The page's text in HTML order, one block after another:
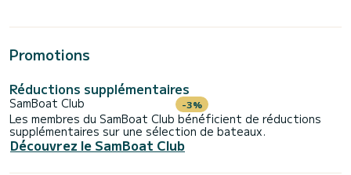
Promotions
Réductions supplémentaires
SamBoat Club -3%
Les membres du SamBoat Club bénéficient de réductions
supplémentaires sur une sélection de bateaux.
Découvrez le SamBoat Club